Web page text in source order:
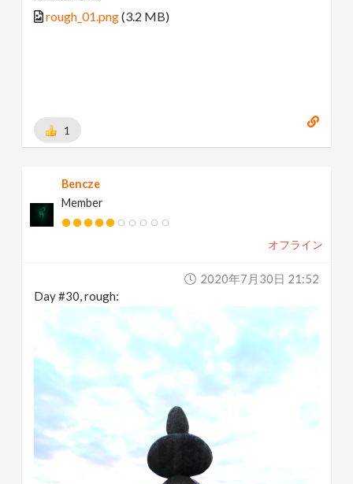
rough_01.png(3.2 MB)
1
Bencze
Member
オフライン
2020年7月30日 21:52
Day #30, rough: